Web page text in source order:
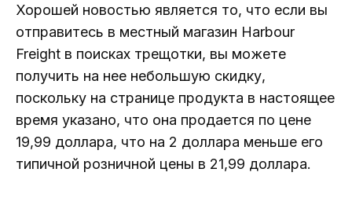
Хорошей новостью является то, что если вы
отправитесь в местный магазин Harbour
Freight в поисках трещотки, вы можете
получить на нее небольшую скидку,
поскольку на странице продукта в настоящее
время указано, что она продается по цене
19,99 доллара, что на 2 доллара меньше его
типичной розничной цены в 21,99 доллара.